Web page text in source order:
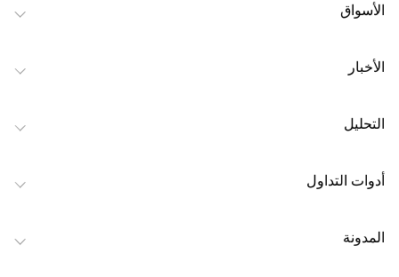
الأسواق
الأخبار
التحليل
أدوات التداول
المدونة